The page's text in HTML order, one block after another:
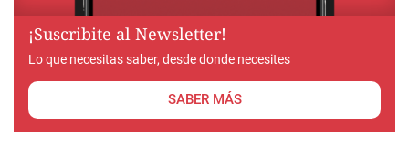
¡Suscribite al Newsletter!
Lo que necesitas saber, desde donde necesites
SABER MÁS